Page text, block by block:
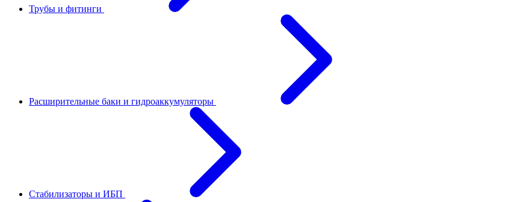
Трубы и фитинги
Расширительные баки и гидроаккумуляторы
Стабилизаторы и ИБП